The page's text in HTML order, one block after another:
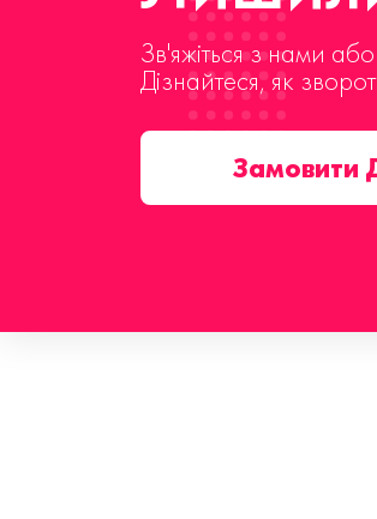
Зв'яжіться з нами
Дізнайтеся, як